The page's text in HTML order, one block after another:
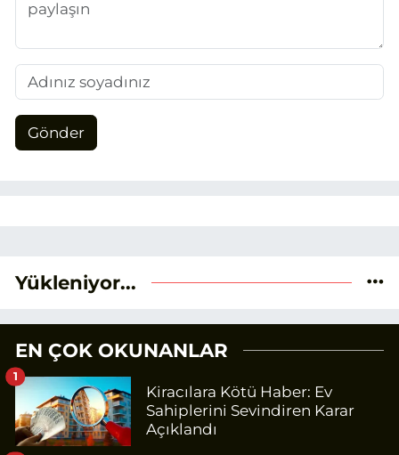
Gönder
Yükleniyor...
EN ÇOK OKUNANLAR
Kiracılara Kötü Haber: Ev
Sahiplerini Sevindiren Karar
Açıklandı
1